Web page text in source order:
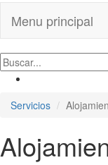
Menu principal
Servicios